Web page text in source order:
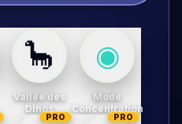
🦕
Vallée des
Dinos
◉
Mode
Concentration
PRO PRO